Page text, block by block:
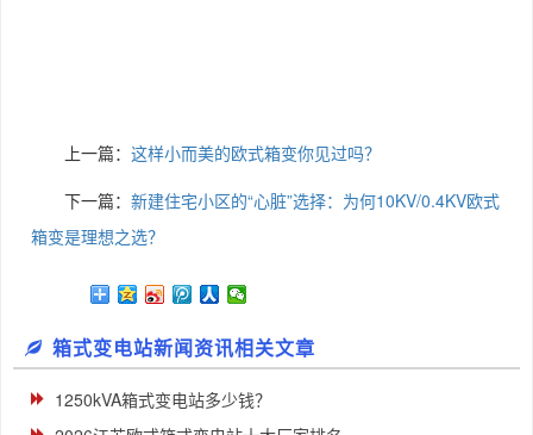
上一篇： 这样小而美的欧式箱变你见过吗？
下一篇： 新建住宅小区的“心脏”选择：为何10KV/0.4KV欧式
箱变是理想之选？
箱式变电站新闻资讯相关文章
1250kVA箱式变电站多少钱？